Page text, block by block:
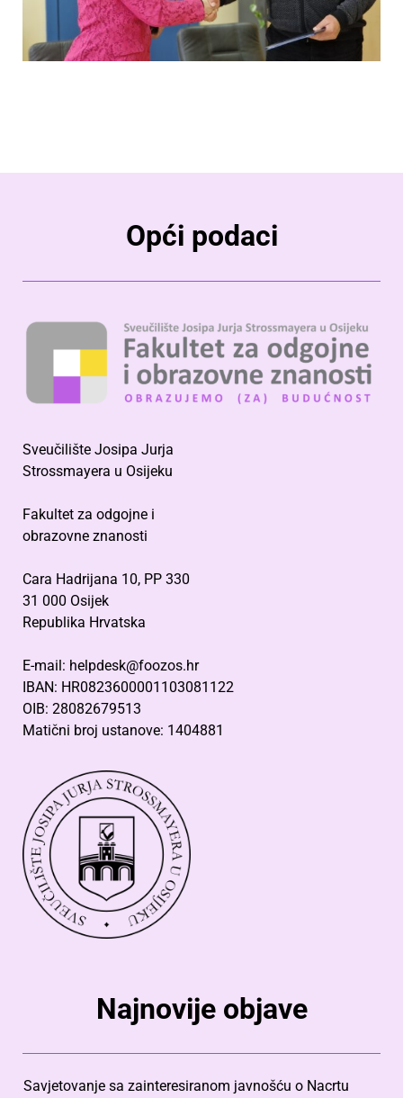
Opći podaci
Sveučilište Josipa Jurja
Strossmayera u Osijeku
Fakultet za odgojne i
obrazovne znanosti
Cara Hadrijana 10, PP 330
31 000 Osijek
Republika Hrvatska
E-mail: helpdesk@foozos.hr
IBAN: HR0823600001103081122
OIB: 28082679513
Matični broj ustanove: 1404881
Najnovije objave
Savjetovanje sa zainteresiranom javnošću o Nacrtu